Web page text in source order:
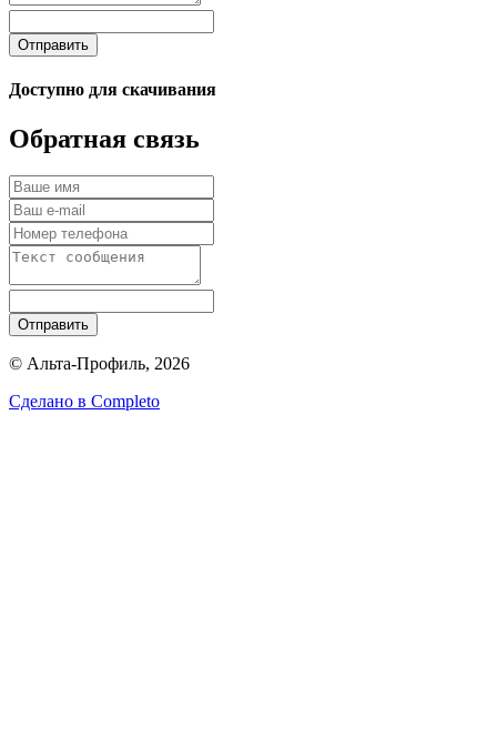
Отправить
Доступно для скачивания
Обратная связь
Отправить
© Альта-Профиль, 2026
Сделано в Completo